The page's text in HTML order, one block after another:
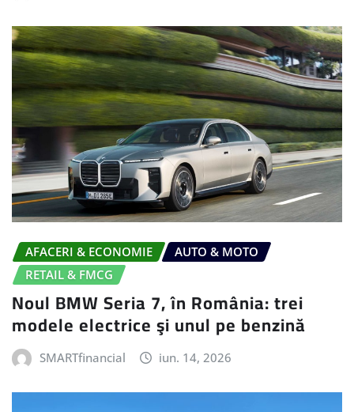
AFACERI & ECONOMIE
AUTO & MOTO
RETAIL & FMCG
Noul BMW Seria 7, în România: trei
modele electrice şi unul pe benzină
SMARTfinancial iun. 14, 2026